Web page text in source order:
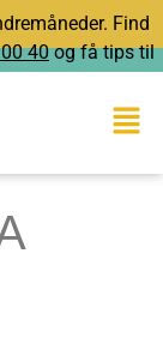
Find
40 og få tips til